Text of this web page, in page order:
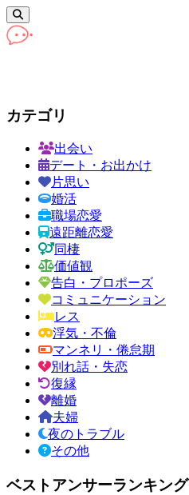
カテゴリ
出会い
デート・お出かけ
片思い
婚活
職場恋愛
遠距離恋愛
同棲
価値観
告白・プロポーズ
コミュニケーション
レス
浮気・不倫
マンネリ・倦怠期
別れ話・失恋
復縁
離婚
夫婦
夜のトラブル
その他
ベストアンサーランキング